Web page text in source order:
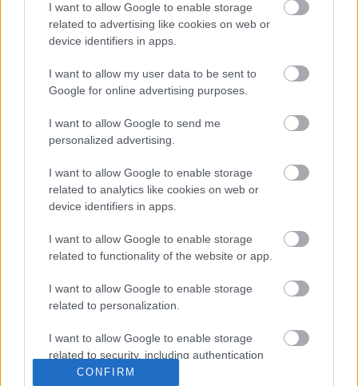
I want to allow Google to enable storage
related to advertising like cookies on web or
device identifiers in apps.
I want to allow my user data to be sent to
Google for online advertising purposes.
I want to allow Google to send me
personalized advertising.
I want to allow Google to enable storage
related to analytics like cookies on web or
device identifiers in apps.
I want to allow Google to enable storage
related to functionality of the website or app.
I want to allow Google to enable storage
related to personalization.
I want to allow Google to enable storage
related to security, including authentication
functionality and fraud prevention, and other
CONFIRM
Receptajánló KockacZukor VitaPasta
Ajánlott bejegyzések:
Mexikói csirkés tészta
Tavaszi gasztro-art: citromszuflé
Klement-módra